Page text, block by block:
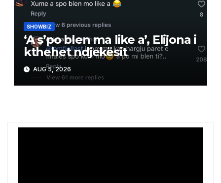
SHOWBIZ
‘A s’po blen ma like a’, Elijona i
kthehet ndjekësit
AUG 5, 2026